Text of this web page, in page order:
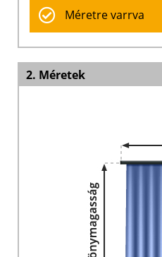
Méretre varrva
2. Méretek